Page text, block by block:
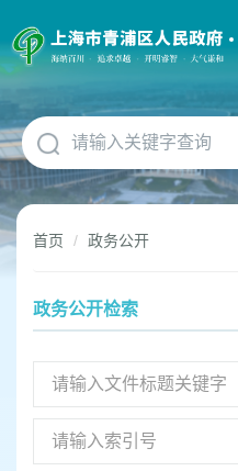
障
碍
作
说
明
跳
到
网
首页 政务公开
政务公开检索